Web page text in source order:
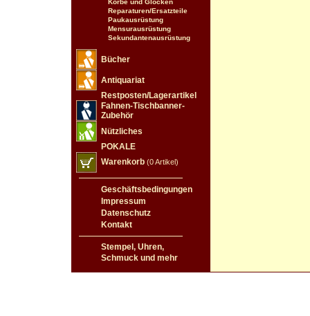
Körbe und Glocken
Reparaturen/Ersatzteile
Paukausrüstung
Mensurausrüstung
Sekundantenausrüstung
Bücher
Antiquariat
Restposten/Lagerartikel
Fahnen-Tischbanner-
Zubehör
Nützliches
POKALE
Warenkorb (0 Artikel)
Geschäftsbedingungen
Impressum
Datenschutz
Kontakt
Stempel, Uhren,
Schmuck und mehr